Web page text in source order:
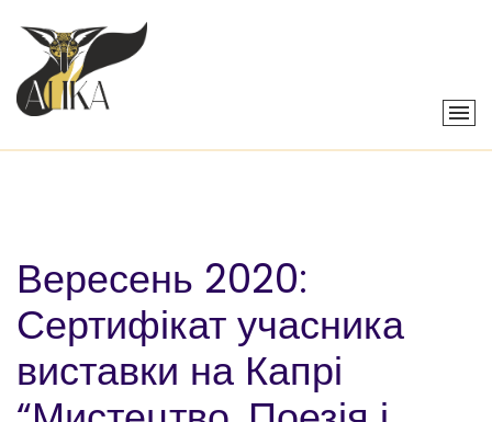
Вересень 2020:
Сертифікат учасника
виставки на Капрі